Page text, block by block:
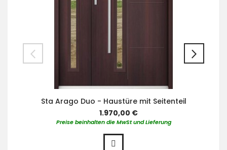
Sta Arago Duo - Haustüre mit Seitenteil
1.970,00 €
Preise beinhalten die MwSt und Lieferung